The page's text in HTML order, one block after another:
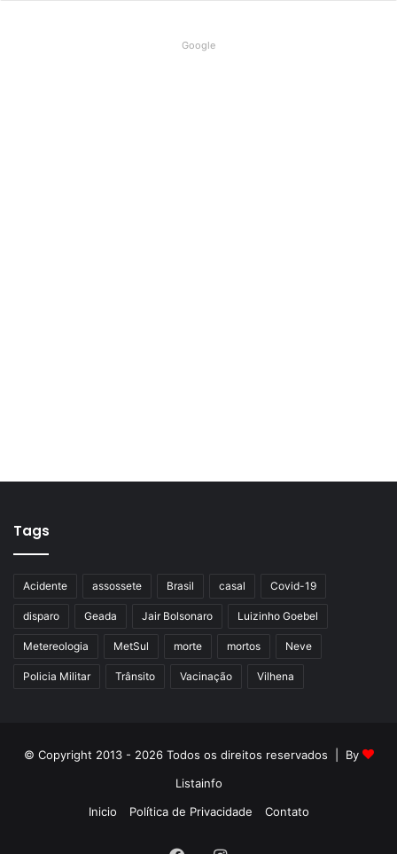
Google
Tags
Acidente assossete Brasil casal Covid-19
disparo Geada Jair Bolsonaro Luizinho Goebel
Metereologia MetSul morte mortos Neve
Policia Militar Trânsito Vacinação Vilhena
© Copyright 2013 - 2026 Todos os direitos reservados | By
Listainfo
Inicio
Política de Privacidade Contato